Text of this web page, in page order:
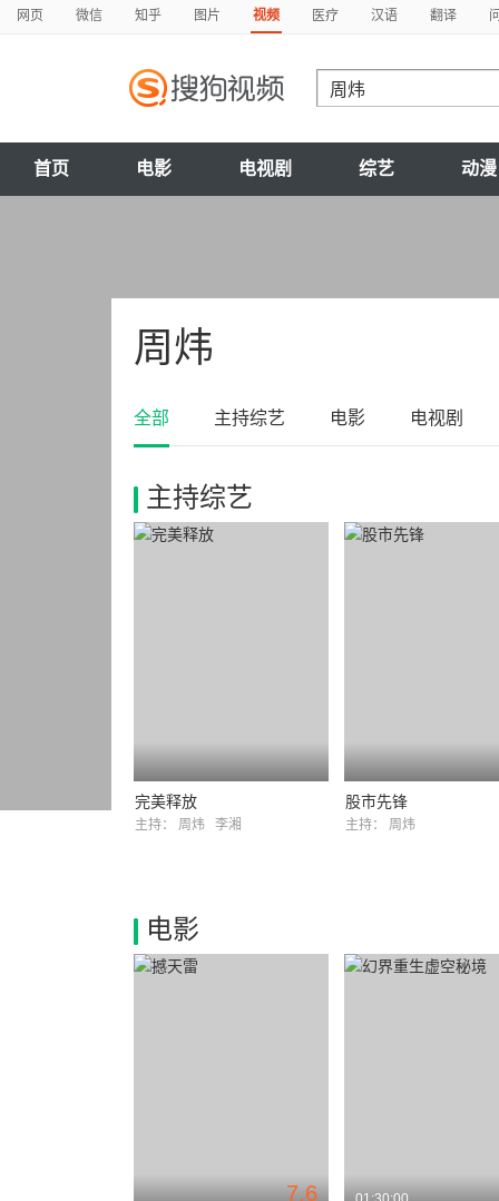
网页 微信 知乎 图片 视频 医疗 汉语 翻译
首页 电影 电视剧 综艺 动漫
周炜
全部 主持综艺 电影 电视剧
主持综艺
完美释放
主持： 周炜 李湘
股市先锋
主持： 周炜
电影
7.6